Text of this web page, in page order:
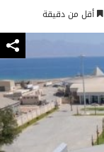
أقل من دقيقة